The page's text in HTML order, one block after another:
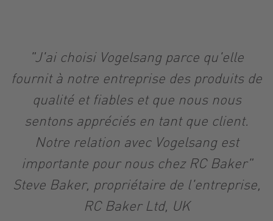
"J'ai choisi Vogelsang parce qu'elle
fournit à notre entreprise des produits de
qualité et fiables et que nous nous
sentons appréciés en tant que client.
Notre relation avec Vogelsang est
importante pour nous chez RC Baker"
Steve Baker, propriétaire de l'entreprise,
RC Baker Ltd, UK